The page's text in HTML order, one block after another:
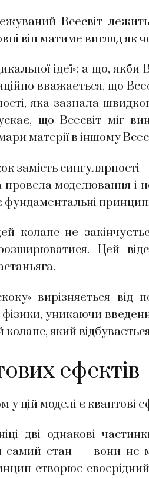
Всесвіт лежить
він матиме вигляд як
ідеї»: а що, якби
вважається, що
яка зазнала
що Всесвіт міг
матерії в іншому
замість сингулярності
провела моделювання і
фундаментальні
колапс не
Цей
вирізняється
уникаючи
колапс, який
ефектів
цій моделі є квантові
дві однакові
самий стан — вони не
створює